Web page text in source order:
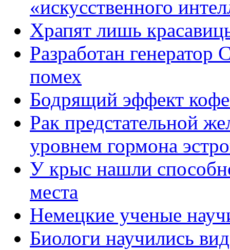
«искусственного
Храпят лишь
Разработан
помех
Бодрящий эффект
Рак предстательной
уровнем гормона
У крыс нашли
места
Немецкие ученые
Биологи научились